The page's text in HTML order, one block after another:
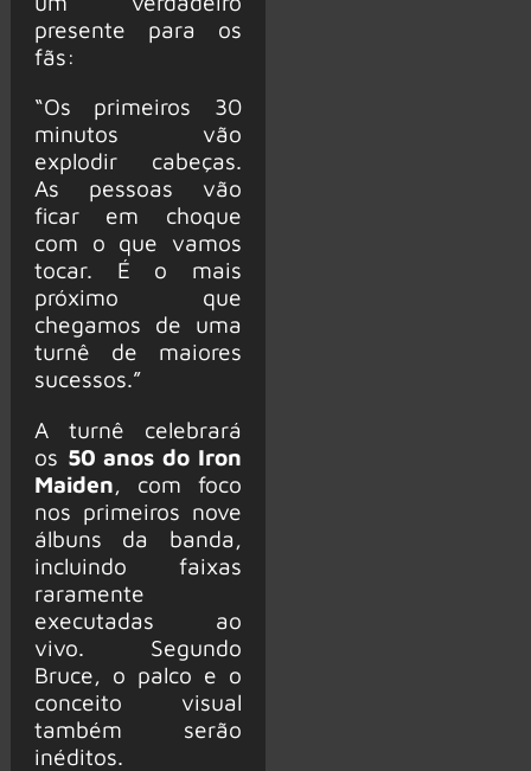
presente para os
fãs:
“Os primeiros 30
minutos vão
explodir cabeças.
As pessoas vão
ficar em choque
com o que vamos
tocar. É o mais
próximo que
chegamos de uma
turnê de maiores
sucessos.”
A turnê celebrará
os 50 anos do Iron
Maiden, com foco
nos primeiros nove
álbuns da banda,
incluindo faixas
raramente
executadas ao
vivo. Segundo
Bruce, o palco e o
conceito visual
também serão
inéditos.